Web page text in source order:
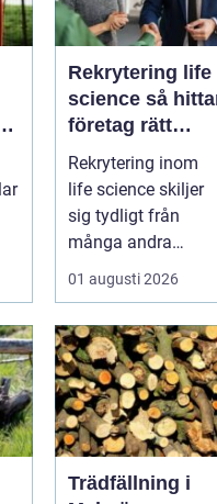
Rekrytering life
science så hittar
företag rätt
kompetens när
kraven är som
högst
Rekrytering inom
life science skiljer
sig tydligt från
många andra
branscher. Här
01 augusti 2026
Trädfällning i